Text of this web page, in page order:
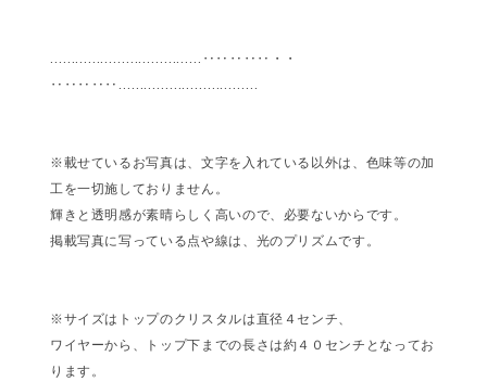
………………………………‥‥‥‥‥・・
‥‥‥‥‥……………………………
※載せているお写真は、文字を入れている以外は、色味等の加
工を一切施しておりません。
輝きと透明感が素晴らしく高いので、必要ないからです。
掲載写真に写っている点や線は、光のプリズムです。
※サイズはトップのクリスタルは直径４センチ、
ワイヤーから、トップ下までの長さは約４０センチとなってお
ります。